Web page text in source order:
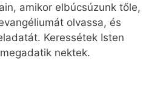
amikor elbúcsúzunk tőle,
olvassa, és
Keressétek Isten
nektek.